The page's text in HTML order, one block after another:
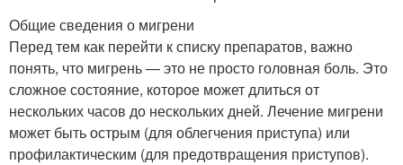
Общие сведения о мигрени
Перед тем как перейти к списку препаратов, важно
понять, что мигрень — это не просто головная боль. Это
сложное состояние, которое может длиться от
нескольких часов до нескольких дней. Лечение мигрени
может быть острым (для облегчения приступа) или
профилактическим (для предотвращения приступов).